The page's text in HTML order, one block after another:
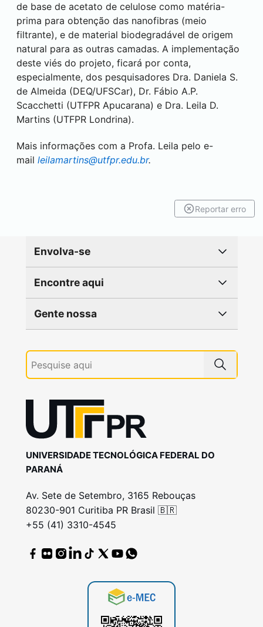
de base de acetato de celulose como matéria-
prima para obtenção das nanofibras (meio
filtrante), e de material biodegradável de origem
natural para as outras camadas. A implementação
deste viés do projeto, ficará por conta,
especialmente, dos pesquisadores Dra. Daniela S.
de Almeida (DEQ/UFSCar), Dr. Fábio A.P.
Scacchetti (UTFPR Apucarana) e Dra. Leila D.
Martins (UTFPR Londrina).
Mais informações com a Profa. Leila pelo e-
mail leilamartins@utfpr.edu.br.
Reportar erro
Envolva-se
Encontre aqui
Gente nossa
UNIVERSIDADE TECNOLÓGICA FEDERAL DO
PARANÁ
Av. Sete de Setembro, 3165 Rebouças
80230-901 Curitiba PR Brasil 🇧🇷
+55 (41) 3310-4545